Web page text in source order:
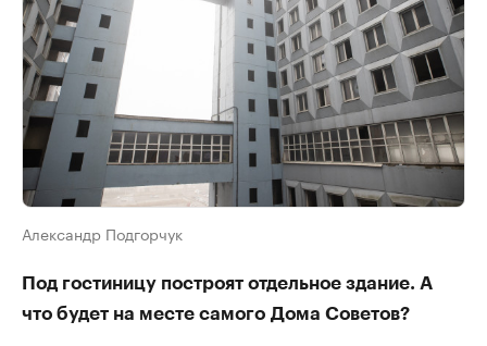
Александр Подгорчук
Под гостиницу построят отдельное здание. А
что будет на месте самого Дома Советов?